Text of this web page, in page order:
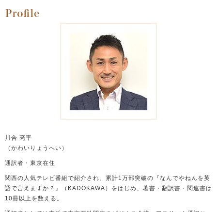
川合 亮平
（かわいりょうへい）
通訳者・東京在住
関西の人気テレビ番組で紹介され、累計1万部突破の『なんでやねんを英
語で言えますか？』（KADOKAWA）をはじめ、著書・翻訳書・関連書は
10冊以上を数える。